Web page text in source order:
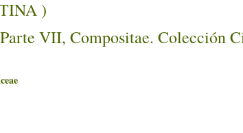
)
VII, Compositae. Colección